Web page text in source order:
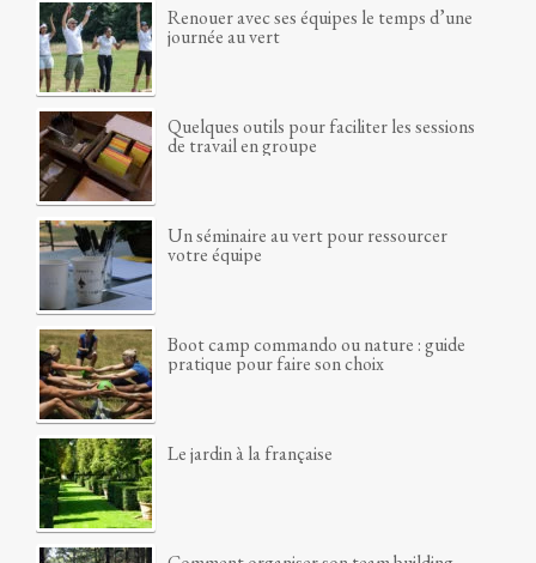
Renouer avec ses équipes le temps d’une
journée au vert
Quelques outils pour faciliter les sessions
de travail en groupe
Un séminaire au vert pour ressourcer
votre équipe
Boot camp commando ou nature : guide
pratique pour faire son choix
Le jardin à la française